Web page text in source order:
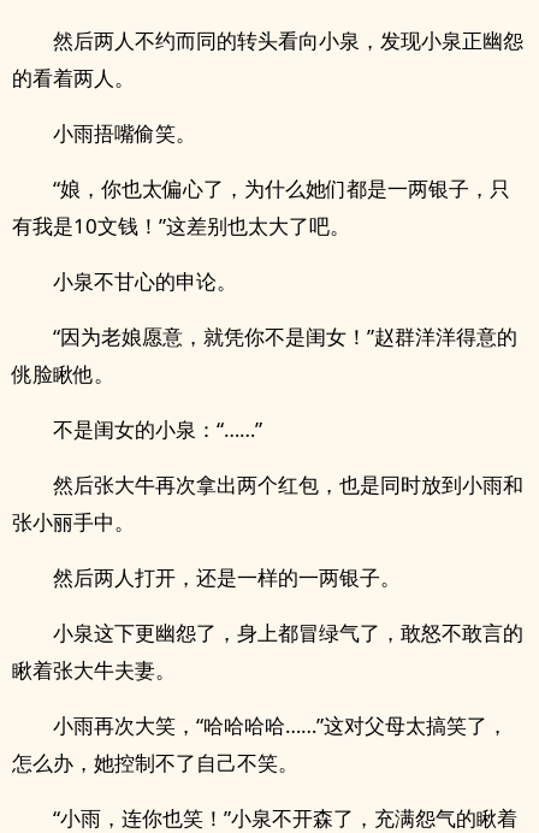
然后两人不约而同的转头看向小泉，发现小泉正幽怨
的看着两人。
小雨捂嘴偷笑。
“娘，你也太偏心了，为什么她们都是一两银子，只
有我是10文钱！”这差别也太大了吧。
小泉不甘心的申论。
“因为老娘愿意，就凭你不是闺女！”赵群洋洋得意的
佻脸瞅他。
不是闺女的小泉：“……”
然后张大牛再次拿出两个红包，也是同时放到小雨和
张小丽手中。
然后两人打开，还是一样的一两银子。
小泉这下更幽怨了，身上都冒绿气了，敢怒不敢言的
瞅着张大牛夫妻。
小雨再次大笑，“哈哈哈哈……”这对父母太搞笑了，
怎么办，她控制不了自己不笑。
“小雨，连你也笑！”小泉不开森了，充满怨气的瞅着